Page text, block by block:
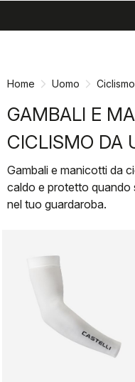
Home Uomo Ciclismo
GAMBALI E
CICLISMO DA
Gambali e manicotti da
caldo e protetto quando
nel tuo guardaroba.